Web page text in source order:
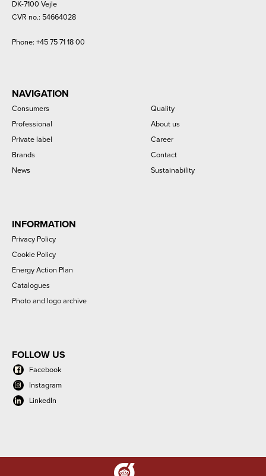
DK-7100 Vejle
CVR no.: 54664028
Phone: +45 75 71 18 00
NAVIGATION
Consumers
Professional
Private label
Brands
News
Quality
About us
Career
Contact
Sustainability
INFORMATION
Privacy Policy
Cookie Policy
Energy Action Plan
Catalogues
Photo and logo archive
FOLLOW US
Facebook
Instagram
LinkedIn